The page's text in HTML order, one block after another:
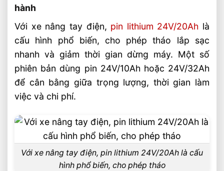
Xe nâng tay thường có cần bảo dưỡng
nhiều không?
Video: Xe Nâng Tay Điện Hay Xe Nâng Tay
Thường: Nên Chọn Loại Nào?
Sản phẩm đề xuất
Bài Viết Liên Quan
Xe Nâng Dầu 3 Tấn Có Thể Làm Việc Liên
Tục Nhiều Ca Không?
hành
Với xe nâng tay điện, pin lithium 24V/20Ah là
cấu hình phổ biến, cho phép tháo lắp sạc
nhanh và giảm thời gian dừng máy. Một số
phiên bản dùng pin 24V/10Ah hoặc 24V/32Ah
để cân bằng giữa trọng lượng, thời gian làm
việc và chi phí.
Với xe nâng tay điện, pin lithium 24V/20Ah là cấu
hình phổ biến, cho phép tháo